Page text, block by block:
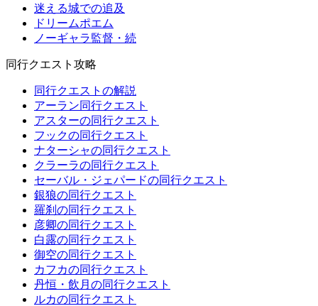
迷える城での追及
ドリームポエム
ノーギャラ監督・続
同行クエスト攻略
同行クエストの解説
アーラン同行クエスト
アスターの同行クエスト
フックの同行クエスト
ナターシャの同行クエスト
クラーラの同行クエスト
セーバル・ジェパードの同行クエスト
銀狼の同行クエスト
羅刹の同行クエスト
彦卿の同行クエスト
白露の同行クエスト
御空の同行クエスト
カフカの同行クエスト
丹恒・飲月の同行クエスト
ルカの同行クエスト